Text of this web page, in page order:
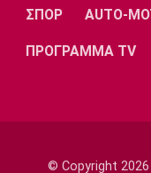
Super League 1
Επιστρέφει
Ηρακλής
ΣΠΟΡ AUTO-
ΠΡΟΓΡΑΜΜΑ TV
© Copyright